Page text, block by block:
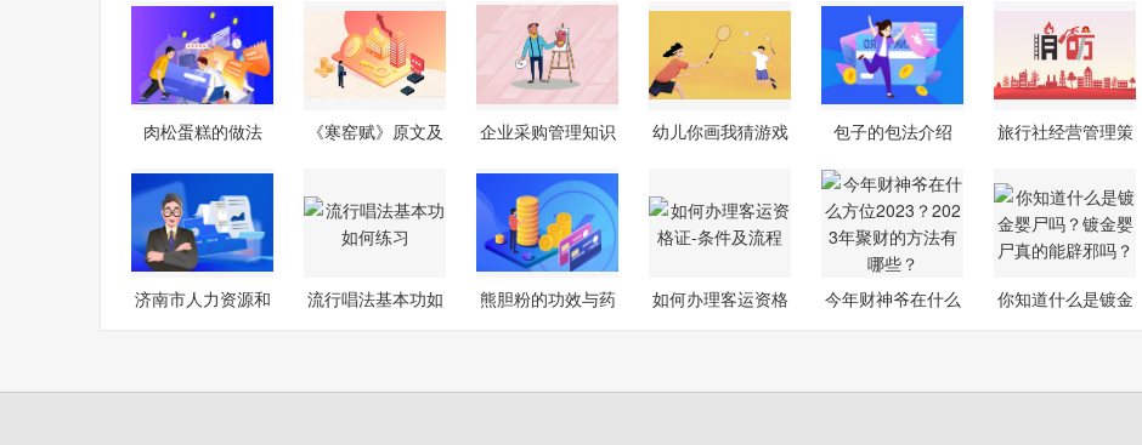
肉松蛋糕的做法
《寒窑赋》原文及
企业采购管理知识
幼儿你画我猜游戏
包子的包法介绍
旅行社经营管理策
济南市人力资源和
流行唱法基本功如
熊胆粉的功效与药
如何办理客运资格
今年财神爷在什么
你知道什么是镀金